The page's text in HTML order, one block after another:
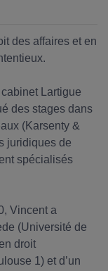
des affaires et en
Lartigue
des stages dans
(Karsenty &
juridiques de
spécialisés
Vincent a
(Université de
droit
1) et d’un